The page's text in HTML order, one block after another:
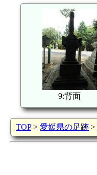
9:背面
TOP> 愛媛県の足跡 >